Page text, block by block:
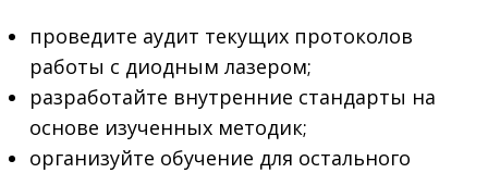
проведите аудит текущих протоколов
работы с диодным лазером;
разработайте внутренние стандарты на
основе изученных методик;
организуйте обучение для остального